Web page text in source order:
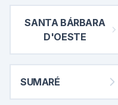
SANTA BÁRBARA
D'OESTE
SUMARÉ